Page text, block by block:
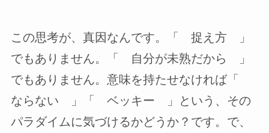
この思考が、真因なんです。「 捉え方 」
でもありません。「 自分が未熟だから 」
でもありません。意味を持たせなければ「
ならない 」「 ベッキー 」という、その
パラダイムに気づけるかどうか？です。で、